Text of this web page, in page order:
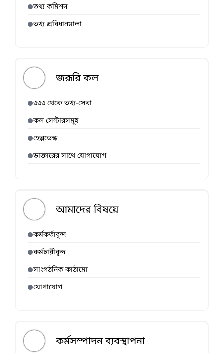
তথ্য কমিশন
তথ্য প্রবিধানমালা
জরূরি কল
৩৩৩ থেকে তথ্য-সেবা
কল সেন্টারসমূহ
হেল্পডেস্ক
ডাক্তারের সাথে যোগাযোগ
আমাদের বিষয়ে
কর্মকর্তাবৃন্দ
কর্মচারীবৃন্দ
সাংগঠনিক কাঠামো
যোগাযোগ
কর্মসম্পাদন ব্যবস্থাপনা